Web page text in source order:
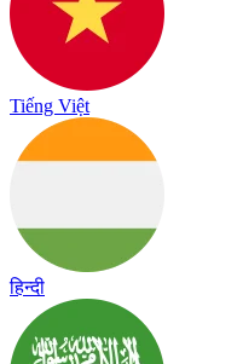
Tiếng Việt
हिन्दी